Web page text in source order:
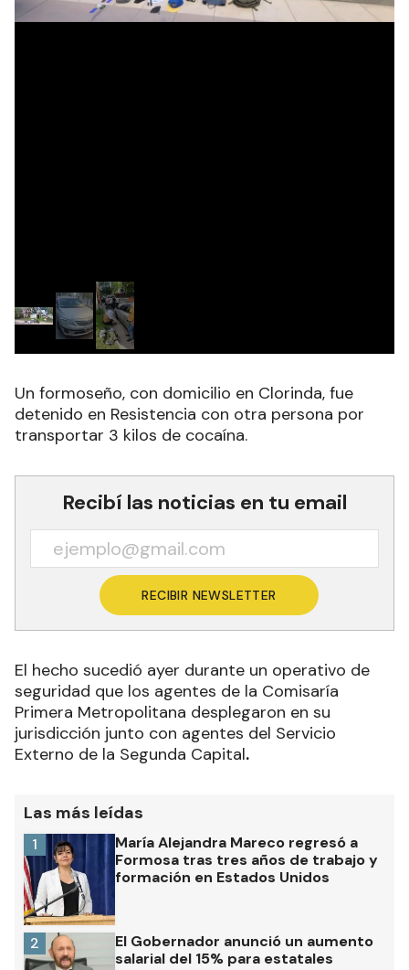
Un formoseño, con domicilio en Clorinda, fue
detenido en Resistencia con otra persona por
transportar 3 kilos de cocaína.
Recibí las noticias en tu email
RECIBIR NEWSLETTER
El hecho sucedió ayer durante un operativo de
seguridad que los agentes de la Comisaría
Primera Metropolitana desplegaron en su
jurisdicción junto con agentes del Servicio
Externo de la Segunda Capital.
Las más leídas
María Alejandra Mareco regresó a
Formosa tras tres años de trabajo y
formación en Estados Unidos
1
El Gobernador anunció un aumento
salarial del 15% para estatales
2